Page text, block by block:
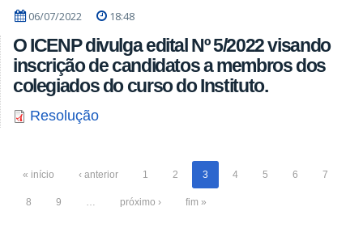
06/07/2022 18:48
O ICENP divulga edital Nº 5/2022 visando
inscrição de candidatos a membros dos
colegiados do curso do Instituto.
Resolução
« início ‹ anterior 1 2 3 4 5 6 7
8 9 próximo › fim »